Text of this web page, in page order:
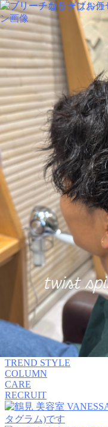
MENU
SALON INFORMATION
STAFF
GALLERY
BLOG
KUCHIKOMI
MOVIE
TREND STYLE
COLUMN
CARE
RECRUIT
MENU
SALON INFORMATION
STAFF
GALLERY
BLOG
KUCHIKOMI
TREND STYLE
COLUMN
CARE
RECRUIT